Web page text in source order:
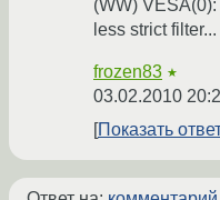
(WW)
less strict filter...
frozen83 ★
03.02.2010
Показать